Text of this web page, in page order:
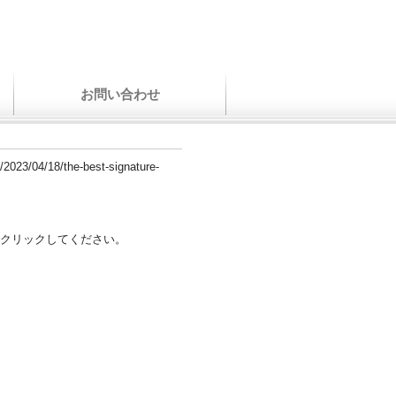
お問い合わせ
04/18/the-best-signature-
リックしてください。